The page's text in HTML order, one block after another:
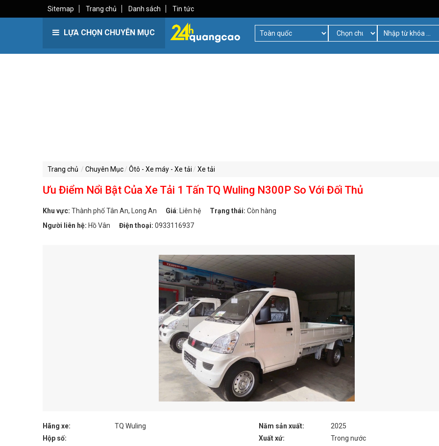
Sitemap Trang chủ Danh sách Tin tức
LỰA CHỌN CHUYÊN MỤC
Trang chủ Chuyên Mục Ôtô - Xe máy - Xe tải Xe tải
Ưu Điểm Nổi Bật Của Xe Tải 1 Tấn TQ Wuling N300P So Với Đối Thủ
Khu vực: Thành phố Tân An, Long An Giá: Liên hệ Trạng thái: Còn hàng
Người liên hệ: Hồ Vân Điện thoại: 0933116937
Hãng xe: TQ Wuling Năm sản xuất:
2025
Hộp số:
Xuất xứ:
Trong nước